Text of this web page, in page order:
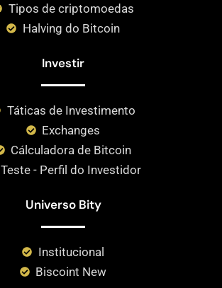
Tipos de criptomoedas
Halving do Bitcoin
Investir
Táticas de Investimento
Exchanges
Cálculadora de Bitcoin
Teste - Perfil do Investidor
Universo Bity
Institucional
Biscoint New